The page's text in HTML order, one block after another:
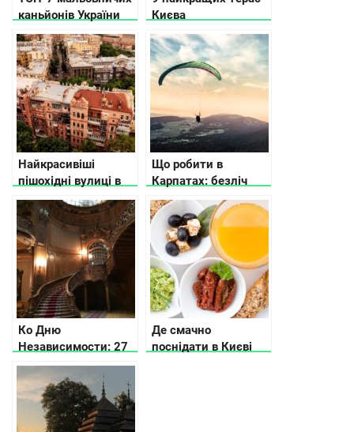
каньйонів України
Києва
Найкрасивіші
пішохідні вулиці в
різних містах
України
Що робити в
Карпатах: безліч
ідей розваг для
кожного
Ко Дню
Независимости: 27
малоизвестных
жемчужин Украины
Де смачно
поснідати в Києві